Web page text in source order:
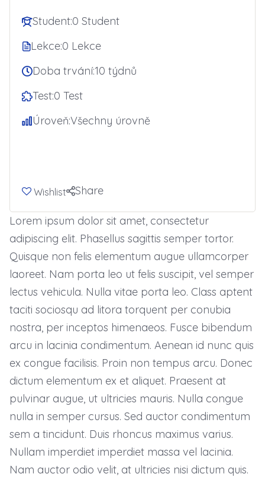
Lorem ipsum dolor sit amet, consectetur
adipiscing elit. Phasellus sagittis semper tortor.
Quisque non felis elementum augue ullamcorper
laoreet. Nam porta leo ut felis suscipit, vel semper
lectus vehicula. Nulla vitae porta leo. Class aptent
taciti sociosqu ad litora torquent per conubia
nostra, per inceptos himenaeos. Fusce bibendum
arcu in lacinia condimentum. Aenean id nunc quis
ex congue facilisis. Proin non tempus arcu. Donec
dictum elementum ex et aliquet. Praesent at
pulvinar augue, ut ultricies mauris. Nulla congue
nulla in semper cursus. Sed auctor condimentum
sem a tincidunt. Duis rhoncus maximus varius.
Nullam imperdiet imperdiet massa vel lacinia.
Nam auctor odio velit, at ultricies nisi dictum quis.
Student:0 Student
Lekce:0 Lekce
Doba trvání:10 týdnů
Test:0 Test
Úroveň:Všechny úrovně
Wishlist Share